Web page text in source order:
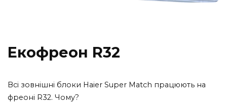
Екофреон R32
Всі зовнішні блоки Haier Super Match працюють на
фреоні R32. Чому?